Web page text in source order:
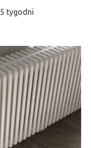
5 tygodni